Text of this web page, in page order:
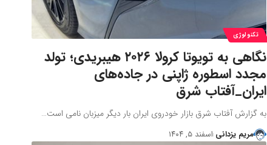
تکنولوژی
نگاهی به تویوتا کرولا ۲۰۲۶ هیبریدی؛ تولد
مجدد اسطوره ژاپنی در جاده‌های
ایران_آفتاب شرق
به گزارش آفتاب شرق بازار خودروی ایران بار دیگر میزبان نامی است…
مریم یزدانی اسفند ۵, ۱۴۰۴